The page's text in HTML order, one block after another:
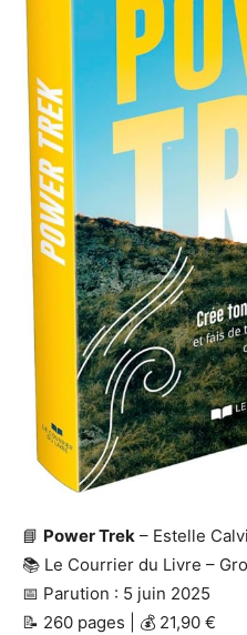
📘 Power Trek – Estelle
📚 Le Courrier du Livre –
📅 Parution : 5 juin 2025
📝 260 pages | 💰 21,90 €